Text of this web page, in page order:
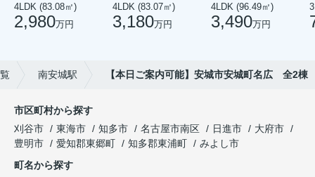
4LDK (83.08㎡)
2,980万円
4LDK (83.07㎡)
3,180万円
4LDK (96.49㎡)
3,490万円
南安城駅 【本日ご案内可能】安城市安城町名広 全2棟
市区町村から探す
刈谷市
東海市 知多市 名古屋市南区 日進市
大府市
豊明市
愛知郡東郷町 知多郡東浦町
みよし市
町名から探す